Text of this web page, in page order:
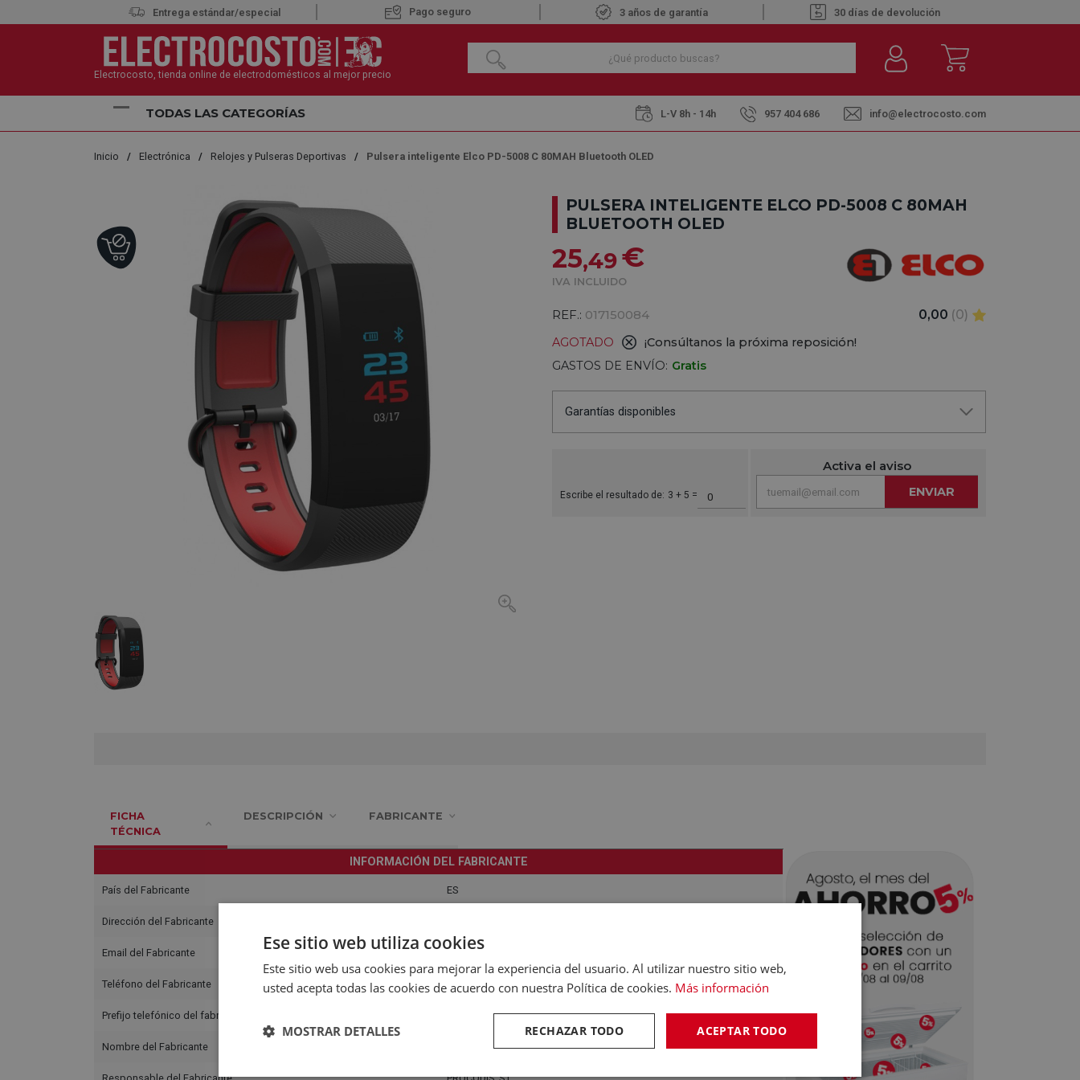
Entrega estándar/especial Pago seguro 3 años de garantía 30 días de devolución
Electrocosto, tienda online de electrodomésticos al mejor precio
TODAS LAS CATEGORÍAS L-V 8h - 14h 957 404 686 info@electrocosto.com
Inicio Electrónica Relojes y Pulseras Deportivas Pulsera inteligente Elco PD-5008 C 80MAH Bluetooth OLED
PULSERA INTELIGENTE ELCO PD-5008 C 80MAH
BLUETOOTH OLED
25,49€
IVA INCLUIDO
REF.: 017150084 0,00 (0)
AGOTADO
¡Consúltanos la próxima reposición!
GASTOS DE ENVÍO: Gratis
Garantías disponibles
Escribe el resultado de: 3 + 5 =
Activa el aviso
ENVIAR
FICHA
TÉCNICA
DESCRIPCIÓN FABRICANTE
INFORMACIÓN DEL FABRICANTE
País del Fabricante ES
Dirección del Fabricante
Email del Fabricante elco_prodis@elco1.es
Teléfono del Fabricante 913044747
Prefijo telefónico del fabricante
Nombre del Fabricante PROCODIS, S.L.
Ese sitio web utiliza cookies
Este sitio web usa cookies para mejorar la experiencia del usuario. Al utilizar nuestro sitio web,
usted acepta todas las cookies de acuerdo con nuestra Política de cookies. Más información
ACEPTAR TODO
RECHAZAR TODO
MOSTRAR DETALLES